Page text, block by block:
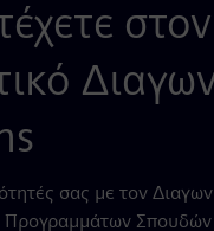
στον
σας με τον
Σπουδών